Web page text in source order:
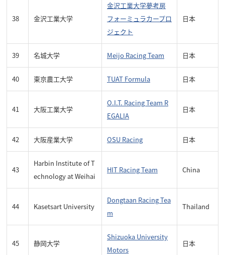
38 金沢工業大学
金沢工業大学夢考房
フォーミュラカープロ
ジェクト
日本
39 名城大学 Meijo Racing Team 日本
40 東京農工大学 TUAT Formula 日本
41 大阪工業大学
O.I.T. Racing Team R
EGALIA
日本
42 大阪産業大学 OSU Racing 日本
43
Harbin Institute of T
echnology at Weihai
HIT Racing Team China
44 Kasetsart University
Dongtaan Racing Tea
m
Thailand
45 静岡大学
Shizuoka University
Motors
日本